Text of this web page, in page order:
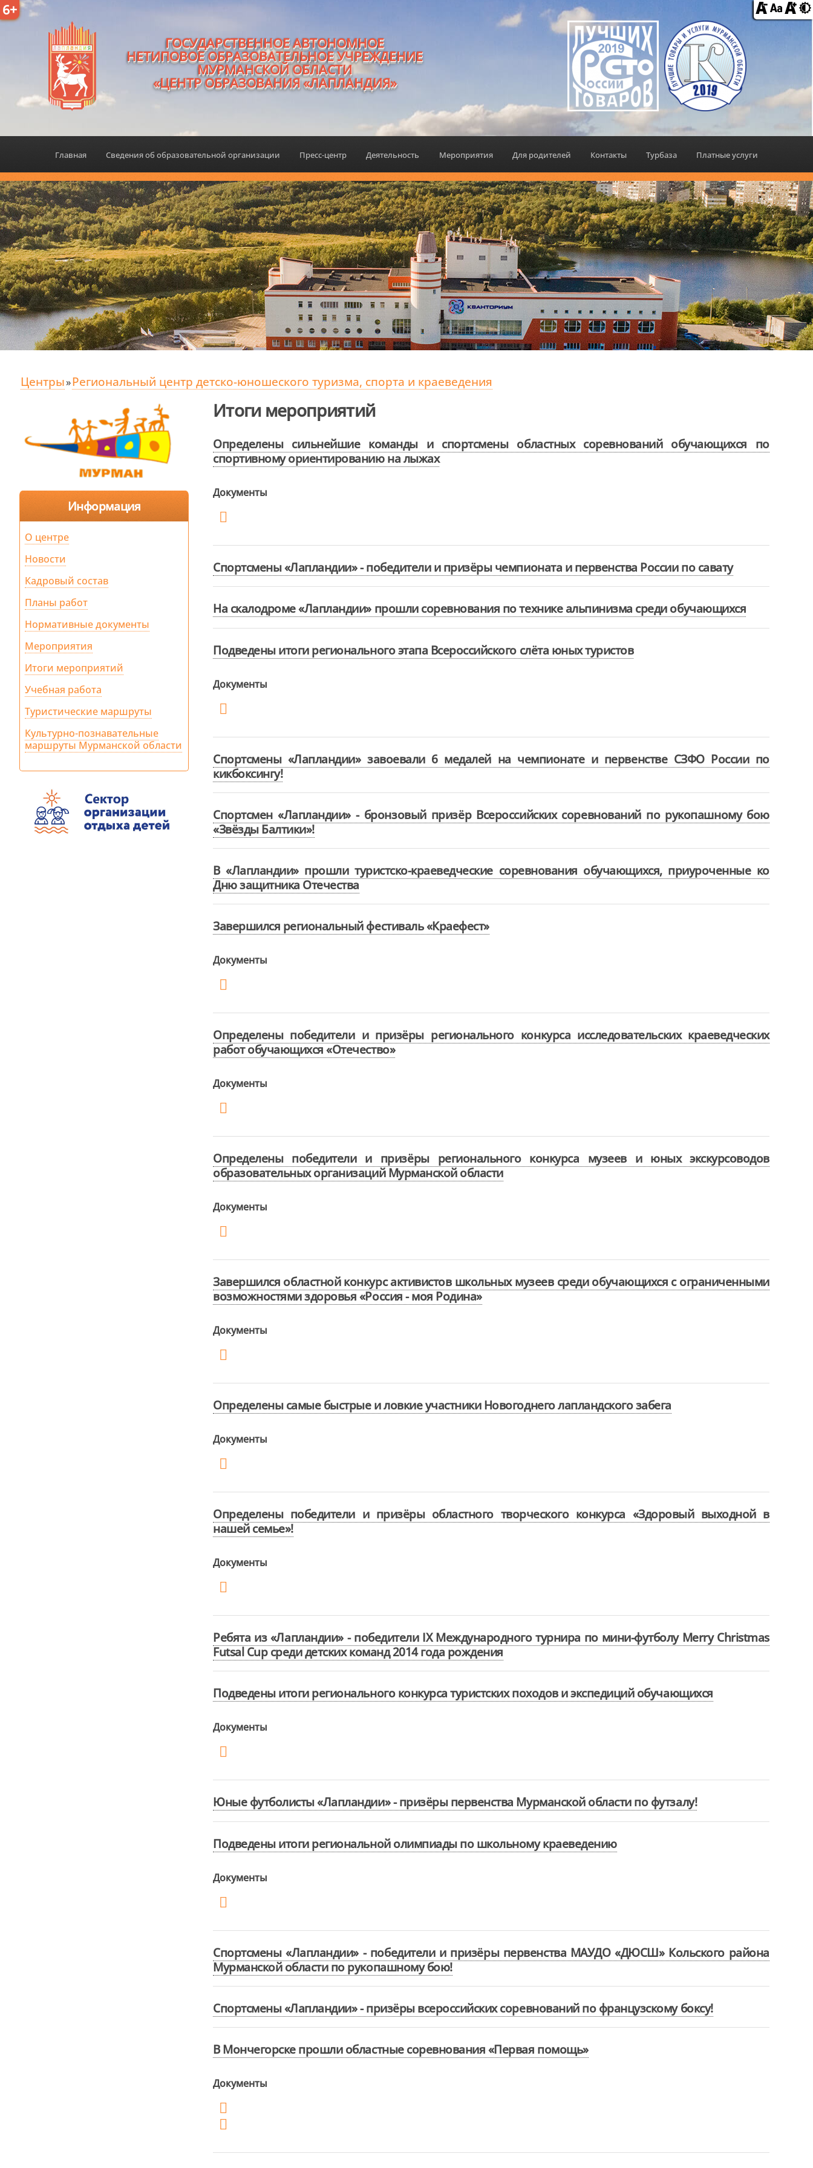
6+
ГОСУДАРСТВЕННОЕ АВТОНОМНОЕ
НЕТИПОВОЕ ОБРАЗОВАТЕЛЬНОЕ УЧРЕЖДЕНИЕ
МУРМАНСКОЙ ОБЛАСТИ
«ЦЕНТР ОБРАЗОВАНИЯ «ЛАПЛАНДИЯ»
Главная Сведения об образовательной организации Пресс-центр Деятельность Мероприятия Для родителей Контакты Турбаза Платные услуги
Центры»Региональный центр детско-юношеского туризма, спорта и краеведения
Информация
О центре
Новости
Кадровый состав
Планы работ
Нормативные документы
Мероприятия
Итоги мероприятий
Учебная работа
Туристические маршруты
Культурно-познавательные
маршруты Мурманской области
Итоги мероприятий
Определены сильнейшие команды и спортсмены областных соревнований обучающихся по
спортивному ориентированию на лыжах
Документы
Спортсмены «Лапландии» - победители и призёры чемпионата и первенства России по савату
На скалодроме «Лапландии» прошли соревнования по технике альпинизма среди обучающихся
Подведены итоги регионального этапа Всероссийского слёта юных туристов
Документы
Спортсмены «Лапландии» завоевали 6 медалей на чемпионате и первенстве СЗФО России по
кикбоксингу!
Спортсмен «Лапландии» - бронзовый призёр Всероссийских соревнований по рукопашному бою
«Звёзды Балтики»!
В «Лапландии» прошли туристско-краеведческие соревнования обучающихся, приуроченные ко
Дню защитника Отечества
Завершился региональный фестиваль «Краефест»
Документы
Определены победители и призёры регионального конкурса исследовательских краеведческих
работ обучающихся «Отечество»
Документы
Определены победители и призёры регионального конкурса музеев и юных экскурсоводов
образовательных организаций Мурманской области
Документы
Завершился областной конкурс активистов школьных музеев среди обучающихся с ограниченными
возможностями здоровья «Россия - моя Родина»
Документы
Определены самые быстрые и ловкие участники Новогоднего лапландского забега
Документы
Определены победители и призёры областного творческого конкурса «Здоровый выходной в
нашей семье»!
Документы
Ребята из «Лапландии» - победители IX Международного турнира по мини-футболу Merry Christmas
Futsal Cup среди детских команд 2014 года рождения
Подведены итоги регионального конкурса туристских походов и экспедиций обучающихся
Документы
Юные футболисты «Лапландии» - призёры первенства Мурманской области по футзалу!
Подведены итоги региональной олимпиады по школьному краеведению
Документы
Спортсмены «Лапландии» - победители и призёры первенства МАУДО «ДЮСШ» Кольского района
Мурманской области по рукопашному бою!
Спортсмены «Лапландии» - призёры всероссийских соревнований по французскому боксу!
В Мончегорске прошли областные соревнования «Первая помощь»
Документы